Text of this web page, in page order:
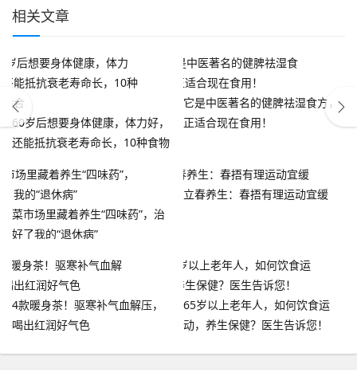
相关文章
60岁后想要身体健康，体力好，
还能抵抗衰老寿命长，10种食物
它是中医著名的健脾祛湿食方，
正适合现在食用！
菜市场里藏着养生“四味药”，治
好了我的“退休病”
立春养生：春捂有理运动宜缓
4款暖身茶！驱寒补气血解压，
喝出红润好气色
65岁以上老年人，如何饮食运
动，养生保健？医生告诉您！